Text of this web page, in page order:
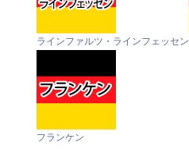
ラインファルツ・ラインフェッセン
フランケン